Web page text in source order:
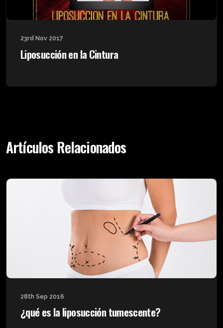
23rd Nov 2017
Liposucción en la Cintura
Artículos Relacionados
28th Sep 2016
¿qué es la liposucción tumescente?